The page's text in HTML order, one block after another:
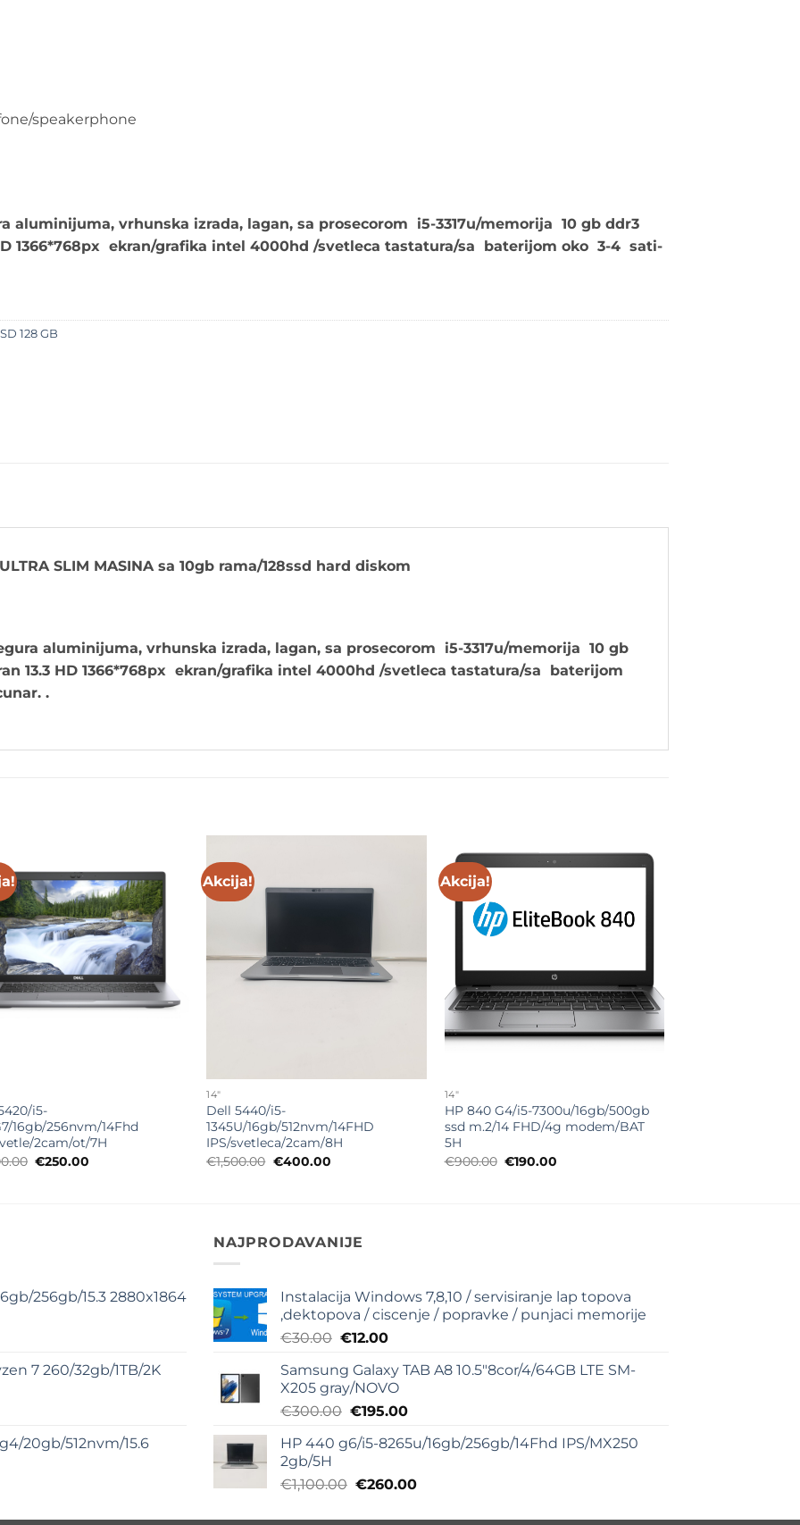
speakerphone
aluminijuma, vrhunska izrada, lagan, sa prosecorom i5-3317u/memorija 10 gb ddr3
1366*768px ekran/grafika intel 4000hd /svetleca tastatura/sa baterijom oko 3-4 sati-
128 GB
SLIM MASINA sa 10gb rama/128ssd hard diskom
aluminijuma, vrhunska izrada, lagan, sa prosecorom i5-3317u/memorija 10 gb
13.3 HD 1366*768px ekran/grafika intel 4000hd /svetleca tastatura/sa baterijom
.
Add to
wishlist
i5-
16gb/256nvm/14Fhd
2cam/ot/7H
Originalna
€250.00
Akcija!
wishlist
14"
Dell 5440/i5-
1345U/16gb/512nvm/14FHD
IPS/svetleca/2cam/8H
€1,500.00 Originalna
€400.00Trenutna
Akcija!
14"
HP 840 G4/i5-7300u/16gb/500gb
ssd m.2/14 FHD/4g modem/BAT
5H
€900.00 Originalna
€190.00Trenutna
256gb/15.3 2880x1864
7 260/32gb/1TB/2K
20gb/512nvm/15.6
NAJPRODAVANIJE
Instalacija Windows 7,8,10 / servisiranje lap topova
,dektopova / ciscenje / popravke / punjaci memorije
€30.00 Originalna
je
bila:
€30.00.
€12.00Trenutna
je:
€12.00.
Samsung Galaxy TAB A8 10.5"8cor/4/64GB LTE SM-
X205 gray/NOVO
€300.00 Originalna
je
€300.00.
€195.00Trenutna
je:
HP 440 g6/i5-8265u/16gb/256gb/14Fhd IPS/MX250
2gb/5H
€1,100.00 Originalna
je
€260.00Trenutna
je: